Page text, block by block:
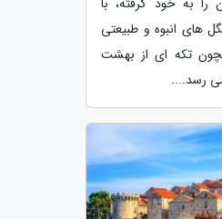
های انبوه و طبیعتی
تکه ای از بهشت
رسد....